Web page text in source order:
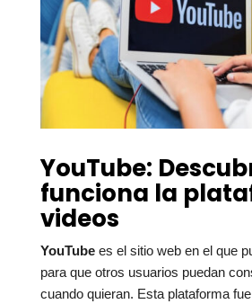
YouTube:
funciona la
videos
YouTube es el sitio web en el que
para que otros usuarios puedan
cuando quieran. Esta plataforma